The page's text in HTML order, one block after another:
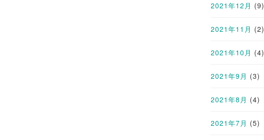
2021年12月 (9)
2021年11月 (2)
2021年10月 (4)
2021年9月 (3)
2021年8月 (4)
2021年7月 (5)